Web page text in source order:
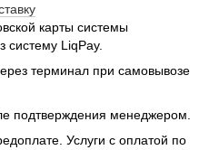
карты системы
систему LiqPay.
терминал при самовывозе
подтверждения менеджером.
Услуги с оплатой по